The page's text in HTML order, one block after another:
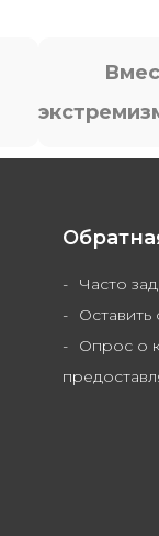
Часто
Оставить
Опрос о